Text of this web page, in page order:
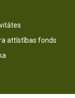
attīstības fonds